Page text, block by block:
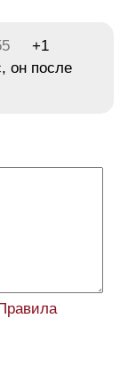
+1
он после